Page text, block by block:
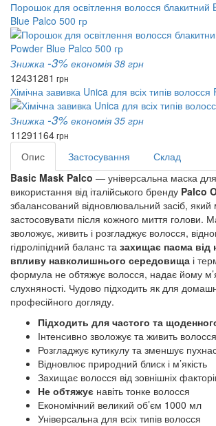
Порошок для освітлення волосся блакитний
Blue Palco 500 гр
Знижка -3% економія 38 грн
12431281 грн
Хімічна завивка Unica для всіх типів
Знижка -3% економія 35 грн
11291164грн
Опис Застосування
Склад
Basic Mask Palco — універсальна маска
використання від італійського бренду Palco
збалансований відновлювальний засіб,
застосовувати після кожного миття голови.
зволожує, живить і розгладжує волосся,
гідроліпідний баланс та захищає пасма від
впливу навколишнього середовища і
формула не обтяжує волосся, надає йому
слухняності. Чудово підходить як для
професійного догляду.
Підходить для частого та
Інтенсивно зволожує та живить волосся
Розгладжує кутикулу та зменшує
Відновлює природний блиск і м’якість
Захищає волосся від зовнішніх
Не обтяжує навіть тонке волосся
Економічний великий об’єм 1000 мл
Універсальна для всіх типів волосся